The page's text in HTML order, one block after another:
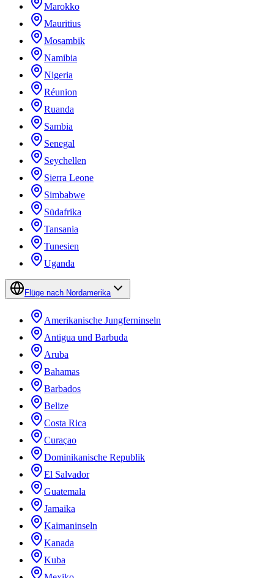
Marokko
Mauritius
Mosambik
Namibia
Nigeria
Réunion
Ruanda
Sambia
Senegal
Seychellen
Sierra Leone
Simbabwe
Südafrika
Tansania
Tunesien
Uganda
Flüge nach Nordamerika
Amerikanische Jungferninseln
Antigua und Barbuda
Aruba
Bahamas
Barbados
Belize
Costa Rica
Curaçao
Dominikanische Republik
El Salvador
Guatemala
Jamaika
Kaimaninseln
Kanada
Kuba